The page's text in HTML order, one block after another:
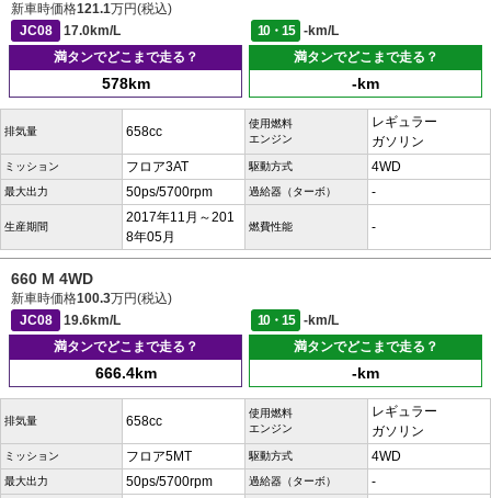
新車時価格121.1万円(税込)
JC08
17.0km/L 10・15
-km/L
満タンでどこまで走る？
578km
満タンでどこまで走る？
-km
排気量 658cc
使用燃料
エンジン
レギュラー
ガソリン
ミッション フロア3AT 駆動方式 4WD
最大出力 50ps/5700rpm 過給器（ターボ） -
生産期間
2017年11月～201
8年05月
燃費性能 -
660 M 4WD
新車時価格100.3万円(税込)
JC08
19.6km/L 10・15
-km/L
満タンでどこまで走る？
666.4km
満タンでどこまで走る？
-km
排気量 658cc
使用燃料
エンジン
レギュラー
ガソリン
ミッション フロア5MT 駆動方式 4WD
最大出力 50ps/5700rpm 過給器（ターボ） -